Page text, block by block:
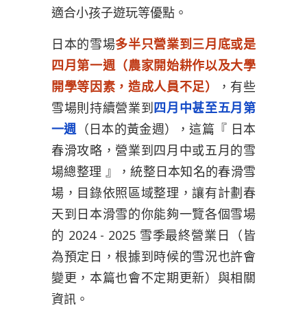
適合小孩子遊玩等優點。
日本的雪場多半只營業到三月底或是
四月第一週（農家開始耕作以及大學
開學等因素，造成人員不足）
，有些
雪場則持續營業到四月中甚至五月第
一週（日本的黃金週），這篇『 日本
春滑攻略，營業到四月中或五月的雪
場總整理 』，統整日本知名的春滑雪
場，目錄依照區域整理，讓有計劃春
天到日本滑雪的你能夠一覽各個雪場
的 2024 - 2025 雪季最終營業日（皆
為預定日，根據到時候的雪況也許會
變更，本篇也會不定期更新）與相關
資訊。